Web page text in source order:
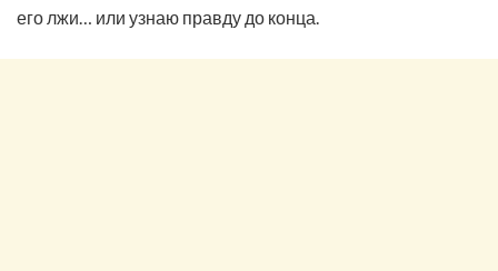
его лжи… или узнаю правду до конца.